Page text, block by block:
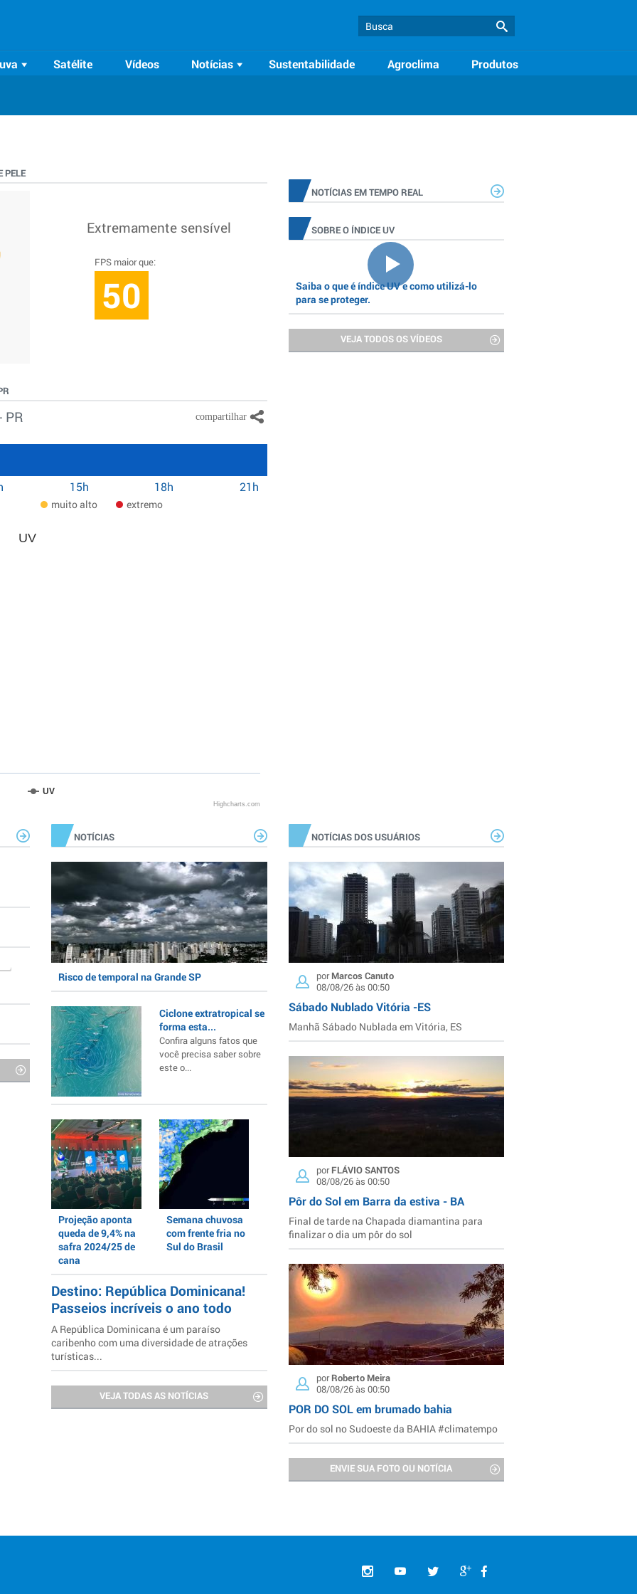
Satélite Vídeos Notícias Sustentabilidade Agroclima Produtos
PELE
Extremamente sensível
FPS maior que:
50
PR
15h 18h 21h
muito alto extremo
UV
UV
Highcharts.com
NOTÍCIAS EM TEMPO REAL
SOBRE O ÍNDICE UV
Saiba o que é índice UV e como utilizá-lo
para se proteger.
VEJA TODOS OS VÍDEOS
NOTÍCIAS
Risco de temporal na Grande SP
Ciclone extratropical se
forma esta...
Confira alguns fatos que
você precisa saber sobre
este o...
Projeção aponta
queda de 9,4% na
safra 2024/25 de
cana
Semana chuvosa
com frente fria no
Sul do Brasil
Destino: República Dominicana!
Passeios incríveis o ano todo
A República Dominicana é um paraíso
caribenho com uma diversidade de atrações
turísticas...
VEJA TODAS AS NOTÍCIAS
NOTÍCIAS DOS USUÁRIOS
porMarcos Canuto
08/08/26 às 00:50
Sábado Nublado Vitória -ES
Manhã Sábado Nublada em Vitória, ES
porFLÁVIO SANTOS
08/08/26 às 00:50
Pôr do Sol em Barra da estiva - BA
Final de tarde na Chapada diamantina para
finalizar o dia um pôr do sol
porRoberto Meira
08/08/26 às 00:50
POR DO SOL em brumado bahia
Por do sol no Sudoeste da BAHIA #climatempo
ENVIE SUA FOTO OU NOTÍCIA